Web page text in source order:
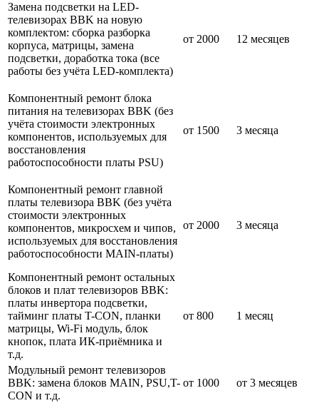
Замена подсветки на LED-
телевизорах BBK на новую
комплектом: сборка разборка
корпуса, матрицы, замена
подсветки, доработка тока (все
работы без учёта LED-комплекта)
от 2000 12 месяцев
Компонентный ремонт блока
питания на телевизорах BBK (без
учёта стоимости электронных
компонентов, используемых для
восстановления
работоспособности платы PSU)
от 1500 3 месяца
Компонентный ремонт главной
платы телевизора BBK (без учёта
стоимости электронных
компонентов, микросхем и чипов,
используемых для восстановления
работоспособности MAIN-платы)
от 2000 3 месяца
Компонентный ремонт остальных
блоков и плат телевизоров BBK:
платы инвертора подсветки,
тайминг платы T-CON, планки
матрицы, Wi-Fi модуль, блок
кнопок, плата ИК-приёмника и
т.д.
от 800 1 месяц
Модульный ремонт телевизоров
BBK: замена блоков MAIN, PSU,T-
CON и т.д.
от 1000 от 3 месяцев